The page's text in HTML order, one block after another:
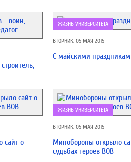
ЖИЗНЬ УНИВЕРСИТЕТА
ВТОРНИК, 05 МАЯ 2015
С майскими
сайт о
ЖИЗНЬ УНИВЕРСИТЕТА
ВТОРНИК, 05 МАЯ 2015
Минобороны открыло
судьбах героев ВОВ